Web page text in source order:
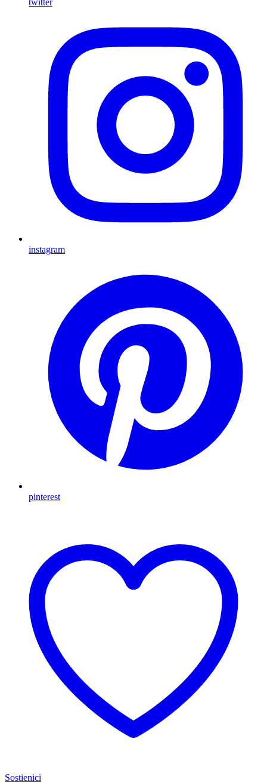
twitter
instagram
pinterest
Sostienici